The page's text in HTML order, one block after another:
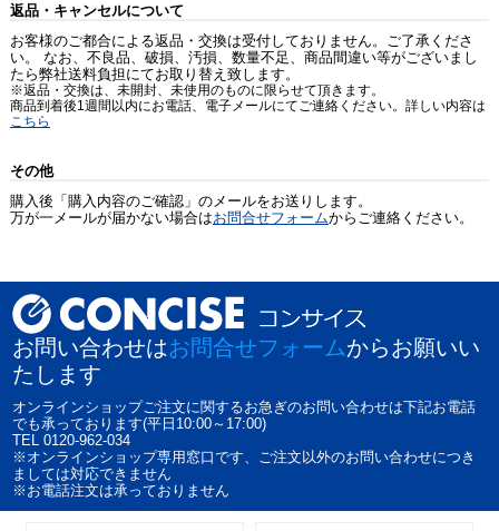
返品・キャンセルについて
お客様のご都合による返品・交換は受付しておりません。ご了承くださ
い。 なお、不良品、破損、汚損、数量不足、商品間違い等がございまし
たら弊社送料負担にてお取り替え致します。
※返品・交換は、未開封、未使用のものに限らせて頂きます。
商品到着後1週間以内にお電話、電子メールにてご連絡ください。詳しい内容は
こちら
その他
購入後「購入内容のご確認」のメールをお送りします。
万が一メールが届かない場合はお問合せフォームからご連絡ください。
お問い合わせはお問合せフォームからお願いい
たします
オンラインショップご注文に関するお急ぎのお問い合わせは下記お電話
でも承っております(平日10:00～17:00)
TEL 0120-962-034
※オンラインショップ専用窓口です、ご注文以外のお問い合わせにつき
ましては対応できません
※お電話注文は承っておりません